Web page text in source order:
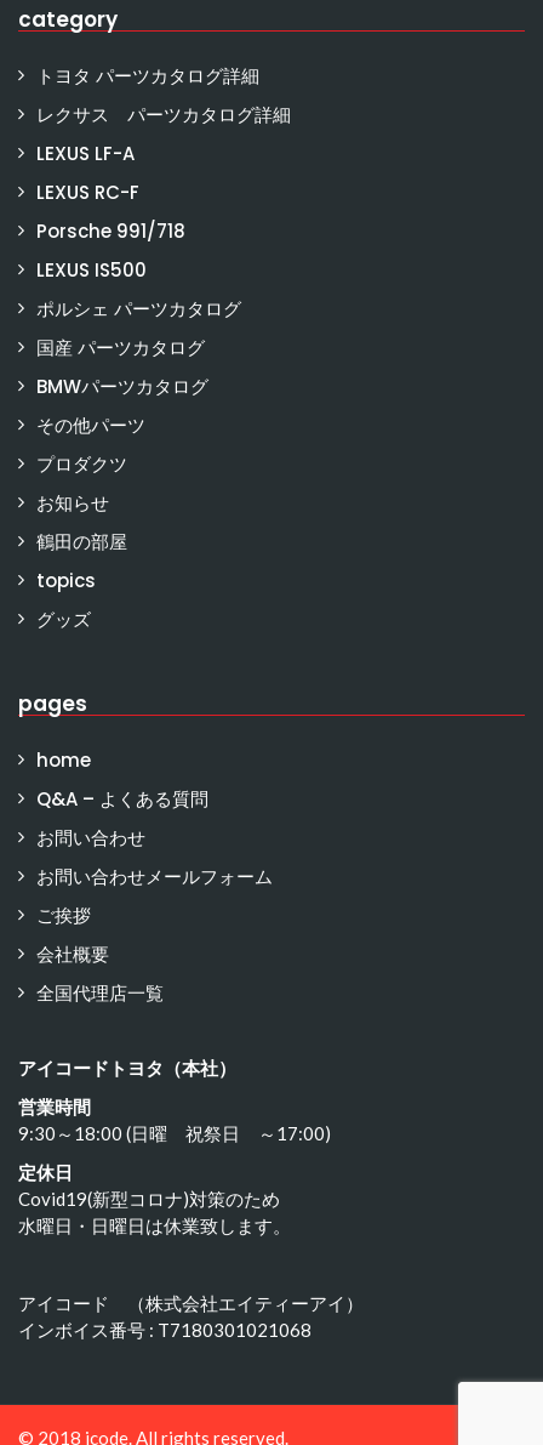
category
トヨタ パーツカタログ詳細
レクサス パーツカタログ詳細
LEXUS LF-A
LEXUS RC-F
Porsche 991/718
LEXUS IS500
ポルシェ パーツカタログ
国産 パーツカタログ
BMWパーツカタログ
その他パーツ
プロダクツ
お知らせ
鶴田の部屋
topics
グッズ
pages
home
Q&A – よくある質問
お問い合わせ
お問い合わせメールフォーム
ご挨拶
会社概要
全国代理店一覧
アイコードトヨタ（本社）
営業時間
9:30～18:00 (日曜 祝祭日 ～17:00)
定休日
Covid19(新型コロナ)対策のため
水曜日・日曜日は休業致します。
アイコード （株式会社エイティーアイ）
インボイス番号 : T7180301021068
© 2018 icode. All rights reserved.